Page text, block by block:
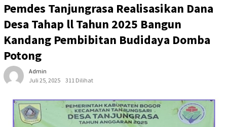
Pemdes Tanjungrasa Realisasikan Dana
Desa Tahap ll Tahun 2025 Bangun
Kandang Pembibitan Budidaya Domba
Potong
Admin
Juli 25, 2025
311 Dilihat